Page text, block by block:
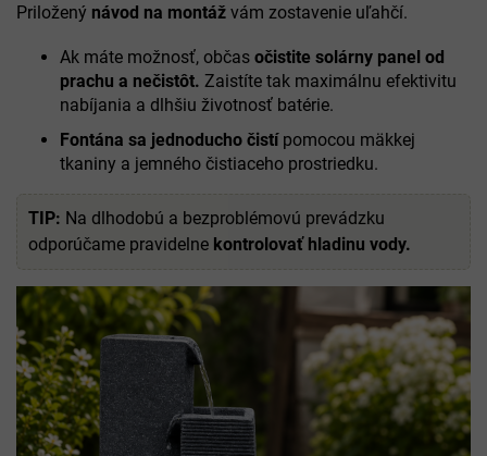
Priložený návod na montáž vám zostavenie uľahčí.
Ak máte možnosť, občas očistite solárny panel od
prachu a nečistôt. Zaistíte tak maximálnu efektivitu
nabíjania a dlhšiu životnosť batérie.
Fontána sa jednoducho čistípomocou mäkkej
tkaniny a jemného čistiaceho prostriedku.
TIP: Na dlhodobú a bezproblémovú prevádzku
odporúčame pravidelne kontrolovať hladinu vody.